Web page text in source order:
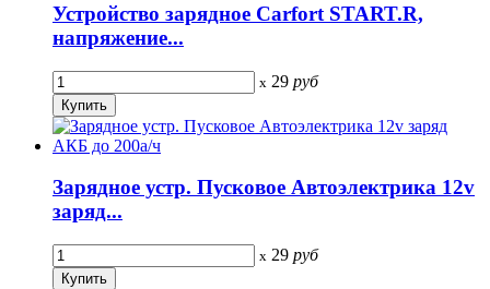
Устройство зарядное Carfort START.R,
напряжение...
x 29 руб
Зарядное устр. Пусковое Автоэлектрика 12v
заряд...
x 29 руб